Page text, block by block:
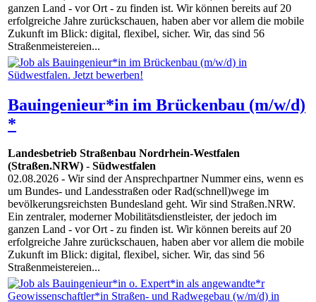
ganzen Land - vor Ort - zu finden ist. Wir können bereits auf 20
erfolgreiche Jahre zurückschauen, haben aber vor allem die mobile
Zukunft im Blick: digital, flexibel, sicher. Wir, das sind 56
Straßenmeistereien...
Bauingenieur*in im Brückenbau (m/w/d)
*
Landesbetrieb Straßenbau Nordrhein-Westfalen
(Straßen.NRW) - Südwestfalen
02.08.2026 - Wir sind der Ansprechpartner Nummer eins, wenn es
um Bundes- und Landesstraßen oder Rad(schnell)wege im
bevölkerungsreichsten Bundesland geht. Wir sind Straßen.NRW.
Ein zentraler, moderner Mobilitätsdienstleister, der jedoch im
ganzen Land - vor Ort - zu finden ist. Wir können bereits auf 20
erfolgreiche Jahre zurückschauen, haben aber vor allem die mobile
Zukunft im Blick: digital, flexibel, sicher. Wir, das sind 56
Straßenmeistereien...